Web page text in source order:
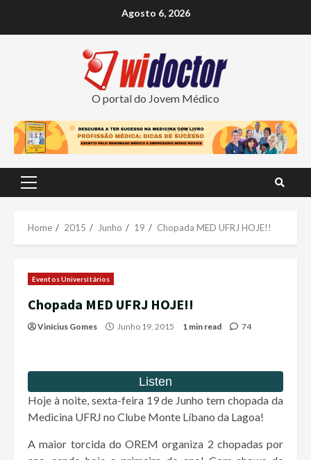
Agosto 6, 2026
O portal do Jovem Médico
Primary
Home 2015 Junho 19 Chopada MED UFRJ HOJE!!
Eventos Universitários
Chopada MED UFRJ HOJE!!
Vinícius Gomes Junho 19, 2015 1 min read 74
Hoje à noite, sexta-feira 19 de Junho tem chopada da
Medicina UFRJ no Clube Monte Líbano da Lagoa!
A maior torcida do OREM organiza 2 chopadas por